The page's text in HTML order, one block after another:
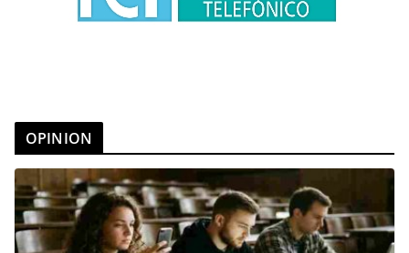
OPINION